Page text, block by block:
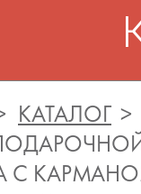
КАТАЛОГ
С